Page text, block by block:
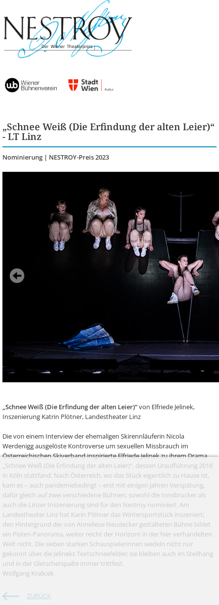
„Schnee Weiß (Die Erfindung der alten Leier)“
- LT Linz
Nominierung | NESTROY-Preis 2023
„Schnee Weiß (Die Erfindung der alten Leier)“von Elfriede Jelinek,
Inszenierung Katrin Plötner, Landestheater Linz
Die von einem Interview der ehemaligen Skirennläuferin Nicola
Werdenigg ausgelöste Kontroverse um sexuellen Missbrauch im
Österreichischen Skiverband inspirierte Elfriede Jelinek zu ihrem Drama
„Schnee Weiß (Die Erfindung der alten Leier)“, dessen Uraufführung 2018
in Köln stattfand. Nach Österreich, wo das Stück eigentlich zu Hause ist,
kam es – auch pandemiebedingt – erst mit einigen Jahren Verspätung,
dafür gleich auf zwei verschiedene Bühnen; sowohl die Innsbrucker als
auch die Linzer Inszenierung sind für den Nestroy nominiert. Am
Landestheater Linz hat Karin Plötner das Wintersportstück inszeniert;
den Hintergrund der von Anneliese Neudecker gestalteten Bühne bildet
ein Pisten-Panorama, weiter reicht der Horizont in der hier verhandelten
Welt nicht. Die sieben starken Schauspielerinnen wedeln nicht nur
gekonnt über die Jelineks Textschneefelder; sie bleiben auch im Steilhang
und in der Gletscherspalte immer trittfest.
Wolfgang Kralicek
ZURÜCK